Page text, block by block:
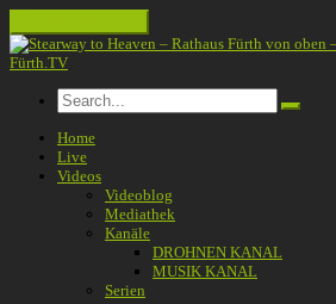
Home
Live
Videos
Videoblog
Mediathek
Kanäle
DROHNEN KANAL
MUSIK KANAL
Serien